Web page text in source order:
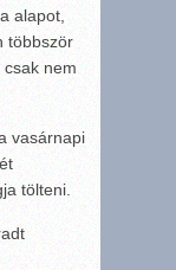
alapot,
többször
nem
vasárnapi
tölteni.